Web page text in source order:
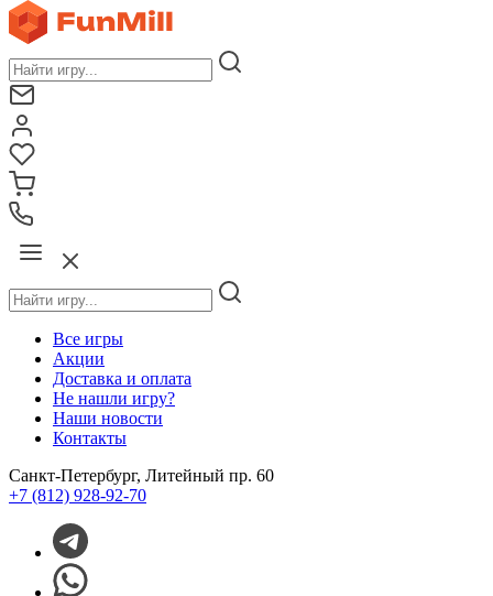
Все игры
Акции
Доставка и оплата
Не нашли игру?
Наши новости
Контакты
Санкт-Петербург, Литейный пр. 60
+7 (812) 928-92-70